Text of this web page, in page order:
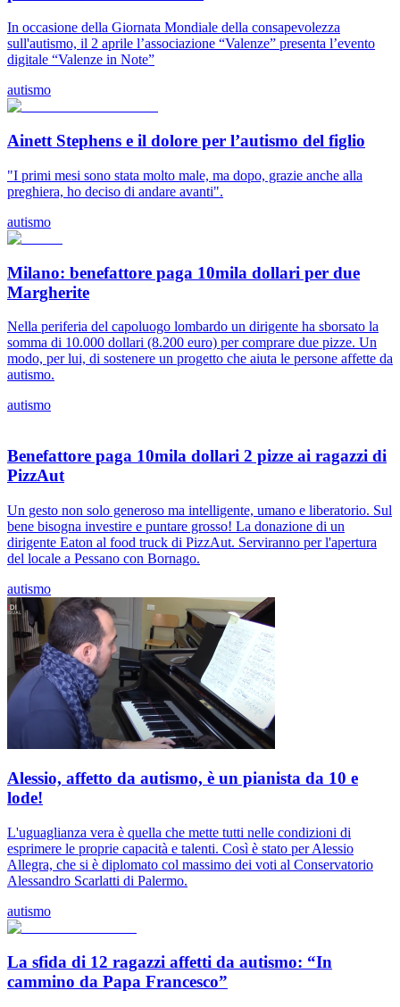
In occasione della Giornata Mondiale della consapevolezza
sull'autismo, il 2 aprile l’associazione “Valenze” presenta l’evento
digitale “Valenze in Note”
autismo
Ainett Stephens e il dolore per l’autismo del figlio
"I primi mesi sono stata molto male, ma dopo, grazie anche alla
preghiera, ho deciso di andare avanti".
autismo
Milano: benefattore paga 10mila dollari per due
Margherite
Nella periferia del capoluogo lombardo un dirigente ha sborsato la
somma di 10.000 dollari (8.200 euro) per comprare due pizze. Un
modo, per lui, di sostenere un progetto che aiuta le persone affette da
autismo.
autismo
Benefattore paga 10mila dollari 2 pizze ai ragazzi di
PizzAut
Un gesto non solo generoso ma intelligente, umano e liberatorio. Sul
bene bisogna investire e puntare grosso! La donazione di un
dirigente Eaton al food truck di PizzAut. Serviranno per l'apertura
del locale a Pessano con Bornago.
autismo
Alessio, affetto da autismo, è un pianista da 10 e
lode!
L'uguaglianza vera è quella che mette tutti nelle condizioni di
esprimere le proprie capacità e talenti. Così è stato per Alessio
Allegra, che si è diplomato col massimo dei voti al Conservatorio
Alessandro Scarlatti di Palermo.
autismo
La sfida di 12 ragazzi affetti da autismo: “In
cammino da Papa Francesco”